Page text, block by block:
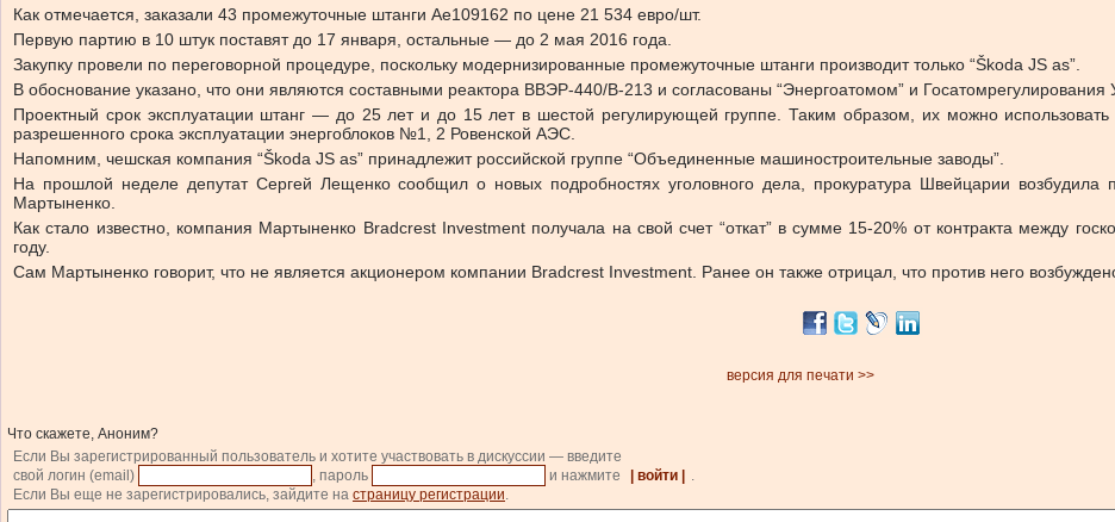
Как отмечается, заказали 43 промежуточные штанги Ае109162 по цене 21 534 евро/шт.
Первую партию в 10 штук поставят до 17 января, остальные — до 2 мая 2016 года.
Закупку провели по переговорной процедуре, поскольку модернизированные промежуточные штанги производит только “Škoda JS as”.
В обоснование указано, что они являются составными реактора ВВЭР-440/В-213 и согласованы “Энергоатомом” и Госатомрегулирования
Проектный срок эксплуатации штанг — до 25 лет и до 15 лет в шестой регулирующей группе. Таким образом, их можно
разрешенного срока эксплуатации энергоблоков №1, 2 Ровенской АЭС.
Напомним, чешская компания “Škoda JS as” принадлежит российской группе “Объединенные машиностроительные заводы”.
На прошлой неделе депутат Сергей Лещенко сообщил о новых подробностях уголовного дела, прокуратура Швейцарии
Мартыненко.
Как стало известно, компания Мартыненко Bradcrest Investment получала на свой счет “откат” в сумме 15-20% от контракта между
году.
Сам Мартыненко говорит, что не является акционером компании Bradcrest Investment. Ранее он также отрицал, что против него
версия для печати >>
Что скажете, Аноним?
Если Вы зарегистрированный пользователь и хотите участвовать в дискуссии — введите
свой логин (email)
, пароль и нажмите | войти |
.
Если Вы еще не зарегистрировались, зайдите на страницу регистрации.